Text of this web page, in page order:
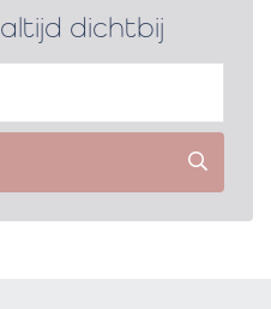
altijd dichtbij